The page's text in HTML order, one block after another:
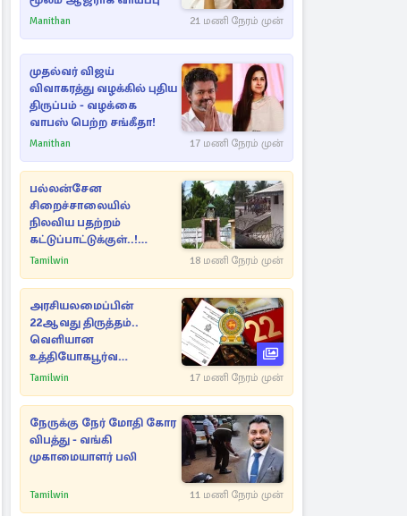
Manithan 21 மணி நேரம் முன்
முதல்வர் விஜய்
விவாகரத்து வழக்கில் புதிய
திருப்பம் - வழக்கை
வாபஸ் பெற்ற சங்கீதா!
Manithan 17 மணி நேரம் முன்
பல்லன்சேன
சிறைச்சாலையில்
நிலவிய பதற்றம்
கட்டுப்பாட்டுக்குள்..!
அதிரடியாக களமிறங்கிய
Tamilwin 18 மணி நேரம் முன்
அரசியலமைப்பின்
22ஆவது திருத்தம்..
வெளியான
உத்தியோகபூர்வ
அறிவிப்பு!
Tamilwin 17 மணி நேரம் முன்
நேருக்கு நேர் மோதி கோர
விபத்து - வங்கி
முகாமையாளர் பலி
Tamilwin 11 மணி நேரம் முன்